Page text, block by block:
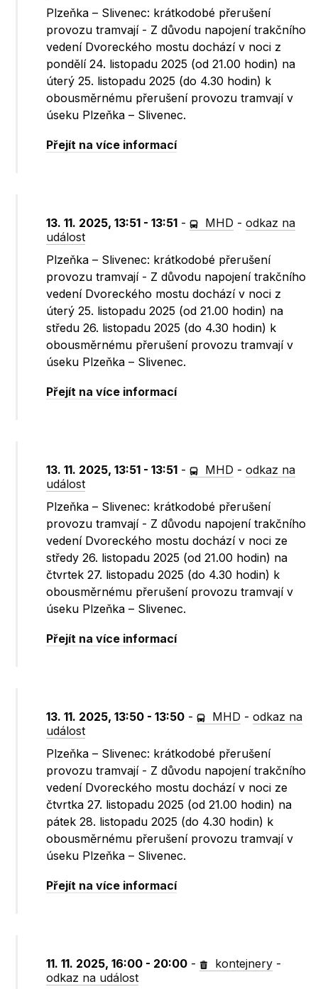
Plzeňka – Slivenec: krátkodobé přerušení
provozu tramvají - Z důvodu napojení trakčního
vedení Dvoreckého mostu dochází v noci z
pondělí 24. listopadu 2025 (od 21.00 hodin) na
úterý 25. listopadu 2025 (do 4.30 hodin) k
obousměrnému přerušení provozu tramvají v
úseku Plzeňka – Slivenec.
Přejít na více informací
13. 11. 2025, 13:51 - 13:51 - MHD -odkaz na
událost
Plzeňka – Slivenec: krátkodobé přerušení
provozu tramvají - Z důvodu napojení trakčního
vedení Dvoreckého mostu dochází v noci z
úterý 25. listopadu 2025 (od 21.00 hodin) na
středu 26. listopadu 2025 (do 4.30 hodin) k
obousměrnému přerušení provozu tramvají v
úseku Plzeňka – Slivenec.
Přejít na více informací
13. 11. 2025, 13:51 - 13:51 - MHD -odkaz na
událost
Plzeňka – Slivenec: krátkodobé přerušení
provozu tramvají - Z důvodu napojení trakčního
vedení Dvoreckého mostu dochází v noci ze
středy 26. listopadu 2025 (od 21.00 hodin) na
čtvrtek 27. listopadu 2025 (do 4.30 hodin) k
obousměrnému přerušení provozu tramvají v
úseku Plzeňka – Slivenec.
Přejít na více informací
13. 11. 2025, 13:50 - 13:50 - MHD -odkaz na
událost
Plzeňka – Slivenec: krátkodobé přerušení
provozu tramvají - Z důvodu napojení trakčního
vedení Dvoreckého mostu dochází v noci ze
čtvrtka 27. listopadu 2025 (od 21.00 hodin) na
pátek 28. listopadu 2025 (do 4.30 hodin) k
obousměrnému přerušení provozu tramvají v
úseku Plzeňka – Slivenec.
Přejít na více informací
11. 11. 2025, 16:00 - 20:00 - kontejnery -
odkaz na událost